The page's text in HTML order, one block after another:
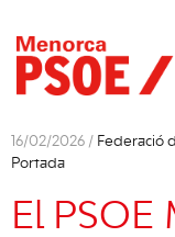
16/02/2026 / Federació
Portada
El